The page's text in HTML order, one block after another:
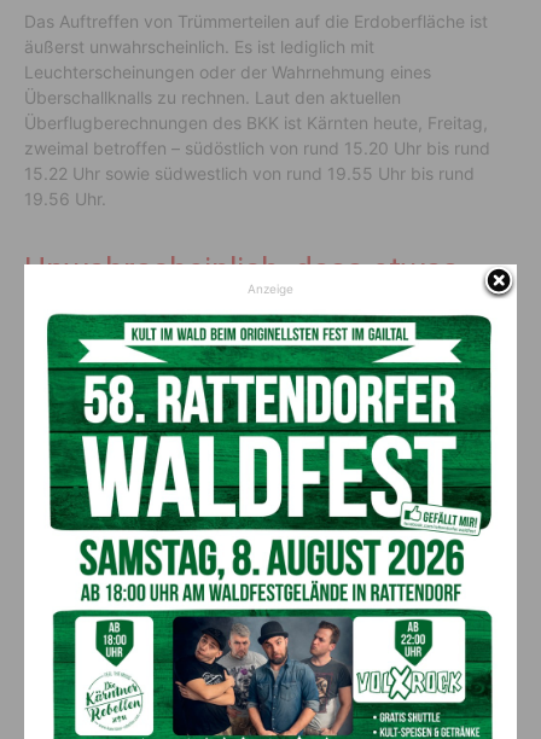
Das Auftreffen von Trümmerteilen auf die Erdoberfläche ist
äußerst unwahrscheinlich. Es ist lediglich mit
Leuchterscheinungen oder der Wahrnehmung eines
Überschallknalls zu rechnen. Laut den aktuellen
Überflugberechnungen des BKK ist Kärnten heute, Freitag,
zweimal betroffen – südöstlich von rund 15.20 Uhr bis rund
15.22 Uhr sowie südwestlich von rund 19.55 Uhr bis rund
19.56 Uhr.
Unwahrscheinlich, dass etwas
passiert
Das Land Kärnten steht im laufenden Kontakt mit den
ebenfalls betroffenen Bundesländern Tirol und Vorarlberg und
dem Innenministerium, erklärtKatastrophenschutzreferent
Daniel Fellner . Er betont in diesem Zusammenhang: „Auch
wenn es unwahrscheinlich ist, dass etwas passiert, sehe ich es
als meine vordringlichste Aufgabe, alles zum Schutz der
Menschen in Kärnten zu tun. Umfassende, rechtzeitige und
transparente Information ist dabei besonders wichtig.“ Dem
Land gehe es darum, die Menschen im Hinblick auf
ungewöhnliche Lichter und Geräusche bestmöglich zu
sensibilisieren und Panik bereits im Vorfeld zu verhindern,
heißt es in einer Aussendung abschließend.
Vorheriger Artikel Nächster Artikel
Anzeige